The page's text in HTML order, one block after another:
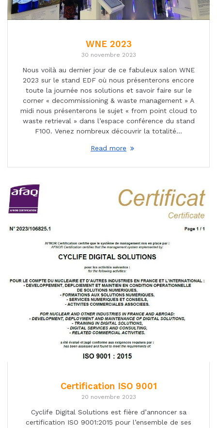
WNE 2023
30 novembre 2023
Nous voilà au dernier jour de ce fabuleux salon WNE
2023 sur le stand EDF où nous présenterons encore
toute la journée nos solutions et savoir faire sur le
corner « decommissioning & waste management » A
midi nous présenterons le sujet « from point cloud to
waste retrieval » dans l’espace conférence du stand
F100. Venez nombreux découvrir la totalité…
Read more
Certification ISO 9001
20 novembre 2023
Cyclife Digital Solutions est fière d’annoncer sa
certification ISO 9001:2015 pour l’ensemble de ses